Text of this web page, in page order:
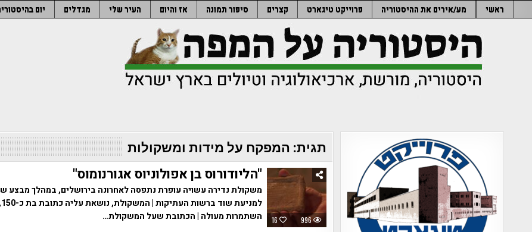
to
ראשי מע/אירים את ההיסטוריה פרוייקט טיגארט קצרים סיפור תמונה אז והיום העיר שלי מגדלים יום
תגית: המפקח על מידות ומשקולות
16 996
"הליודורוס בן אפולוניוס אגורנומוס"
משקולת נדירה עשויה עופרת נתפסה לאחרונה בירושלים, במהלך מבצע
השתמרות מעולה | הכתובת שעל המשקולת…